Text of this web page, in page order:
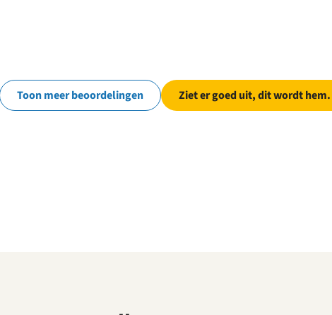
Toon meer beoordelingen Ziet er goed uit, dit wordt hem.